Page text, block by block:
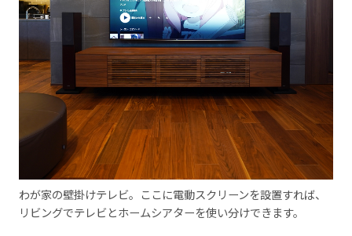
わが家の壁掛けテレビ。ここに電動スクリーンを設置すれば、
リビングでテレビとホームシアターを使い分けできます。